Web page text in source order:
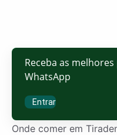
Receba as
WhatsApp
Entrar
Onde comer em